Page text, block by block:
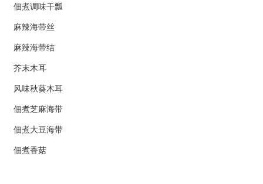
佃煮调味干瓢
麻辣海带丝
麻辣海带结
芥末木耳
风味秋葵木耳
佃煮芝麻海带
佃煮大豆海带
佃煮香菇